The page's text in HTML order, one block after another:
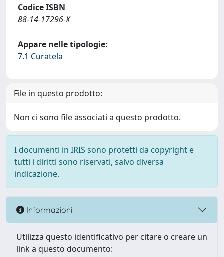
Codice ISBN
88-14-17296-X
Appare nelle tipologie:
7.1 Curatela
File in questo prodotto:
Non ci sono file associati a questo prodotto.
I documenti in IRIS sono protetti da copyright e
tutti i diritti sono riservati, salvo diversa
indicazione.
Informazioni
Utilizza questo identificativo per citare o creare un
link a questo documento: